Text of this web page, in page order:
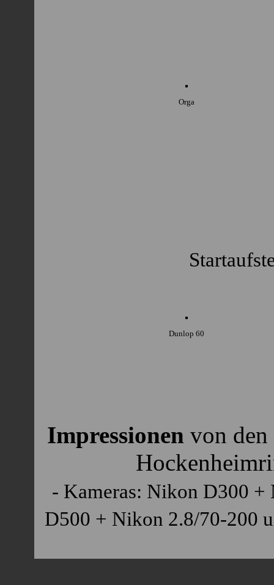
Orga
Dunlop 60
Impressionen von den
- Kameras: Nikon D300
D500 + Nikon 2.8/70-200